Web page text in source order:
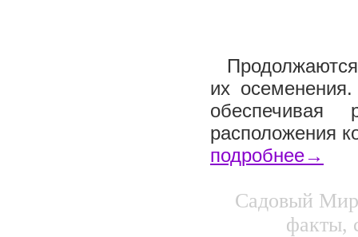
их
обеспечивая
расположения
подробнее→
Садовый
факты,